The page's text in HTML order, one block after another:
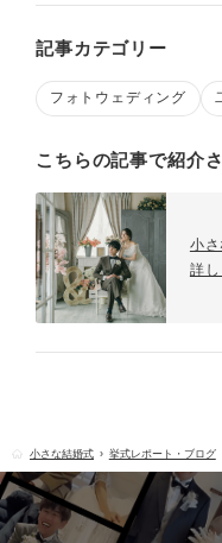
記事カテゴリー
フォトウェディング
こちらの記事で紹介
小
詳
小さな結婚式 挙式レポート・ブログ